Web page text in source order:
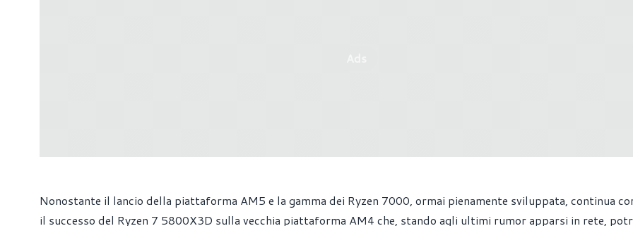
Nonostante il lancio della piattaforma AM5 e la gamma dei Ryzen 7000, ormai pienamente sviluppata, continua
il successo del Ryzen 7 5800X3D sulla vecchia piattaforma AM4 che, stando agli ultimi rumor apparsi in rete,